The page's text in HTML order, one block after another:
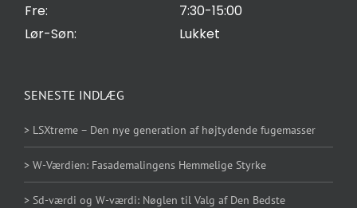
Fre:
7:30-15:00
Lør-Søn:
Lukket
SENESTE INDLÆG
> LSXtreme – Den nye generation af højtydende fugemasser
> W-Værdien: Fasademalingens Hemmelige Styrke
> Sd-værdi og W-værdi: Nøglen til Valg af Den Bedste